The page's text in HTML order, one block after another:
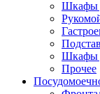
Шкафы
Шкафы
Прочее